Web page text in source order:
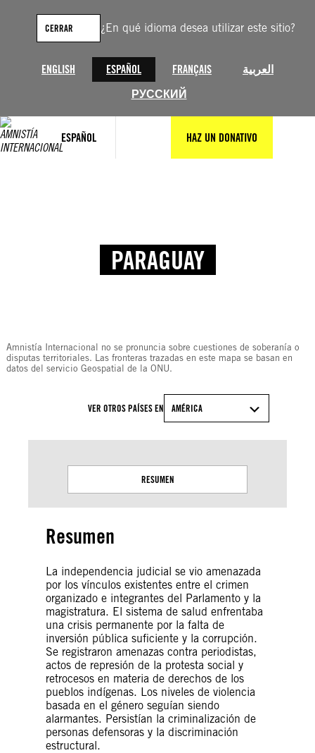
¿En qué idioma desea utilizar este sitio?
ENGLISH ESPAÑOL FRANÇAIS
العربية
РУССКИЙ
CERRAR
ESPAÑOL HAZ UN DONATIVO
PARAGUAY
Amnistía Internacional no se pronuncia sobre cuestiones de soberanía o
disputas territoriales. Las fronteras trazadas en este mapa se basan en
datos del servicio Geospatial de la ONU.
VER OTROS PAÍSES EN AMÉRICA
RESUMEN
Resumen
La independencia judicial se vio amenazada
por los vínculos existentes entre el crimen
organizado e integrantes del Parlamento y la
magistratura. El sistema de salud enfrentaba
una crisis permanente por la falta de
inversión pública suficiente y la corrupción.
Se registraron amenazas contra periodistas,
actos de represión de la protesta social y
retrocesos en materia de derechos de los
pueblos indígenas. Los niveles de violencia
basada en el género seguían siendo
alarmantes. Persistían la criminalización de
personas defensoras y la discriminación
estructural.